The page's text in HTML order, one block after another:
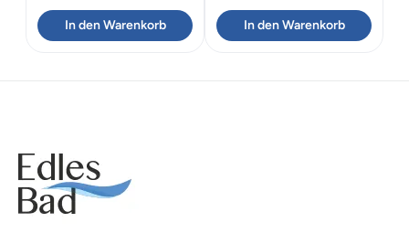
In den Warenkorb In den Warenkorb